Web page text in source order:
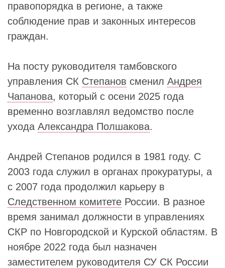
правопорядка в регионе, а также
соблюдение прав и законных интересов
граждан.
На посту руководителя тамбовского
управления СК Степанов сменил Андрея
Чапанова, который с осени 2025 года
временно возглавлял ведомство после
ухода Александра Полшакова.
Андрей Степанов родился в 1981 году. С
2003 года служил в органах прокуратуры, а
с 2007 года продолжил карьеру в
Следственном комитете России. В разное
время занимал должности в управлениях
СКР по Новгородской и Курской областям. В
ноябре 2022 года был назначен
заместителем руководителя СУ СК России